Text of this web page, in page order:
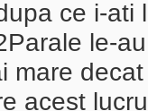
ce i-
le-
mare
acest